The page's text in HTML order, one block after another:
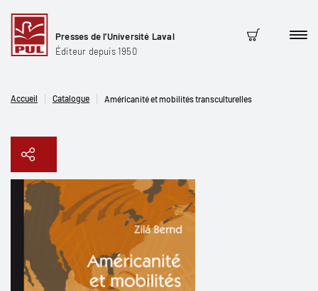
Presses de l'Université Laval
Éditeur depuis 1950
Panier
Accueil Catalogue Américanité et mobilités transculturelles
Copier le lien